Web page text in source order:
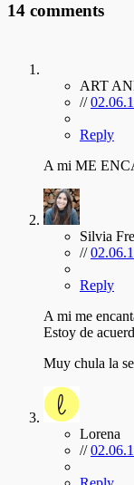
14 comments
ART
//
Reply
A mi ME
Silvia
//
Reply
A mi me
Estoy de
Muy chula la
Lorena
//